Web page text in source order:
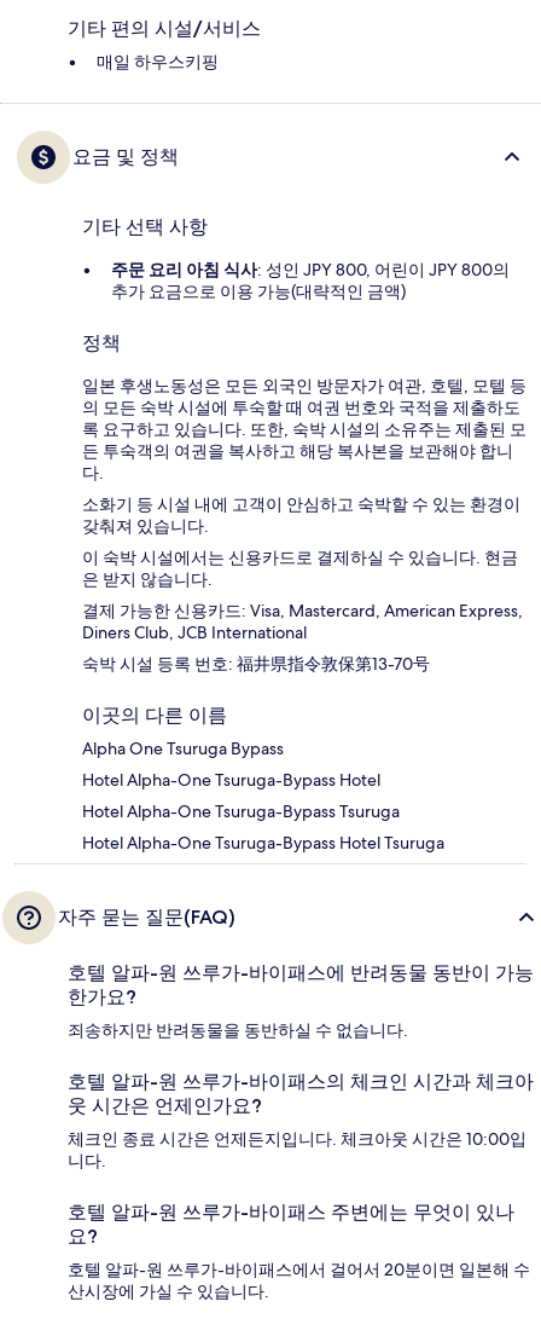
기타 편의 시설/서비스
매일 하우스키핑
요금 및 정책
기타 선택 사항
주문 요리 아침 식사: 성인 JPY 800, 어린이 JPY 800의
추가 요금으로 이용 가능(대략적인 금액)
정책
일본 후생노동성은 모든 외국인 방문자가 여관, 호텔, 모텔 등
의 모든 숙박 시설에 투숙할 때 여권 번호와 국적을 제출하도
록 요구하고 있습니다. 또한, 숙박 시설의 소유주는 제출된 모
든 투숙객의 여권을 복사하고 해당 복사본을 보관해야 합니
다.
소화기 등 시설 내에 고객이 안심하고 숙박할 수 있는 환경이
갖춰져 있습니다.
이 숙박 시설에서는 신용카드로 결제하실 수 있습니다. 현금
은 받지 않습니다.
결제 가능한 신용카드: Visa, Mastercard, American Express,
Diners Club, JCB International
숙박 시설 등록 번호: 福井県指令敦保第13-70号
이곳의 다른 이름
Alpha One Tsuruga Bypass
Hotel Alpha-One Tsuruga-Bypass Hotel
Hotel Alpha-One Tsuruga-Bypass Tsuruga
Hotel Alpha-One Tsuruga-Bypass Hotel Tsuruga
자주 묻는 질문(FAQ)
호텔 알파-원 쓰루가-바이패스에 반려동물 동반이 가능
한가요?
죄송하지만 반려동물을 동반하실 수 없습니다.
호텔 알파-원 쓰루가-바이패스의 체크인 시간과 체크아
웃 시간은 언제인가요?
체크인 종료 시간은 언제든지입니다. 체크아웃 시간은 10:00입
니다.
호텔 알파-원 쓰루가-바이패스 주변에는 무엇이 있나
요?
호텔 알파-원 쓰루가-바이패스에서 걸어서 20분이면 일본해 수
산시장에 가실 수 있습니다.